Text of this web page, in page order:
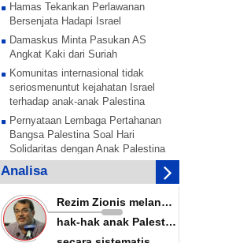
Hamas Tekankan Perlawanan
Bersenjata Hadapi Israel
Damaskus Minta Pasukan AS
Angkat Kaki dari Suriah
Komunitas internasional tidak
seriosmenuntut kejahatan Israel
terhadap anak-anak Palestina
Pernyataan Lembaga Pertahanan
Bangsa Palestina Soal Hari
Solidaritas dengan Anak Palestina
Anak Palestina akan bentuk
tentara pembebasan Palestina
Rezim Zionis melanggar hak-hak
anak Palestina secara terorganisir
Sesi untuk solidaritas dengan
Analisa
Rezim Zionis melanggar
hak-hak anak Palestina